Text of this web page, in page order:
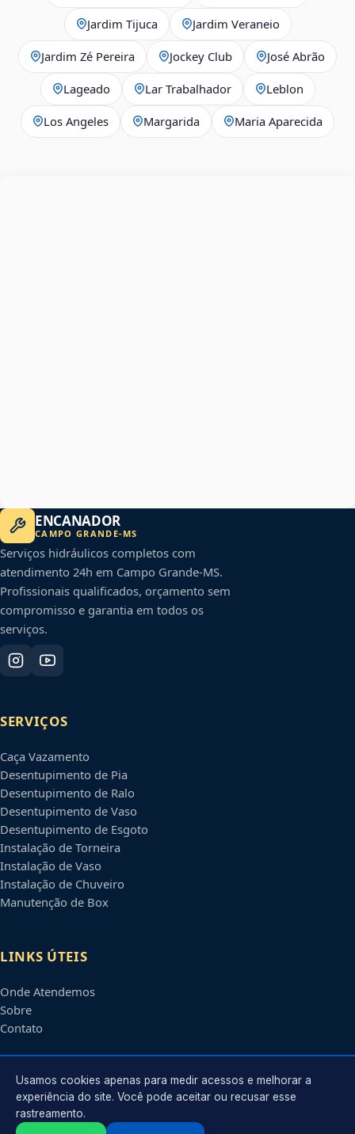
Jardim Tijuca Jardim Veraneio
Jardim Zé Pereira Jockey Club José Abrão
Lageado Lar Trabalhador Leblon
Los Angeles Margarida Maria Aparecida
ENCANADOR
CAMPO GRANDE-MS
Serviços hidráulicos completos com
atendimento 24h em Campo Grande-MS.
Profissionais qualificados, orçamento sem
compromisso e garantia em todos os
serviços.
SERVIÇOS
Caça Vazamento
Desentupimento de Pia
Desentupimento de Ralo
Desentupimento de Vaso
Desentupimento de Esgoto
Instalação de Torneira
Instalação de Vaso
Instalação de Chuveiro
Manutenção de Box
LINKS ÚTEIS
Onde Atendemos
Sobre
Contato
CONTATO
Atendimento em
Usamos cookies apenas para medir acessos e melhorar a
experiência do site. Você pode aceitar ou recusar esse
rastreamento.